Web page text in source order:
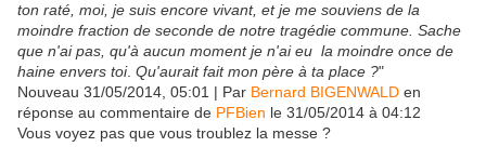
ton raté, moi, je suis encore vivant, et je me souviens de la
moindre fraction de seconde de notre tragédie commune. Sache
que n'ai pas, qu'à aucun moment je n'ai eu la moindre once de
haine envers toi. Qu'aurait fait mon père à ta place ?"
Nouveau 31/05/2014, 05:01 | Par Bernard BIGENWALD en
réponse au commentaire de PFBien le 31/05/2014 à 04:12
Vous voyez pas que vous troublez la messe ?